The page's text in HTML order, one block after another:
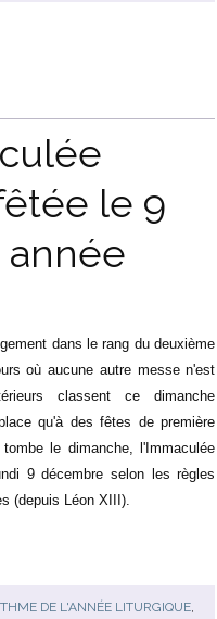
le 9
dans le rang du deuxième
où aucune autre messe n'est
classent ce dimanche
qu'à des fêtes de première
le dimanche, l'Immaculée
9 décembre selon les règles
(depuis Léon XIII).
DE L'ANNÉE LITURGIQUE